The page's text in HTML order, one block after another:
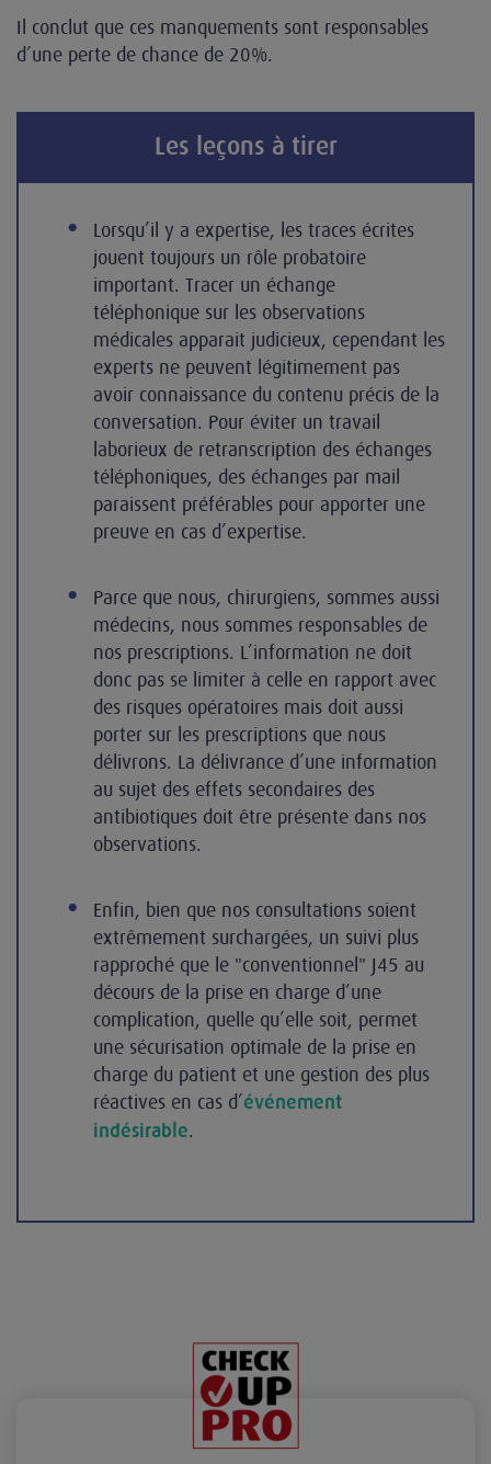
Il conclut que ces manquements sont responsables
d’une perte de chance de 20%.
Les leçons à tirer
Lorsqu’il y a expertise, les traces écrites
jouent toujours un rôle probatoire
important. Tracer un échange
téléphonique sur les observations
médicales apparait judicieux, cependant les
experts ne peuvent légitimement pas
avoir connaissance du contenu précis de la
conversation. Pour éviter un travail
laborieux de retranscription des échanges
téléphoniques, des échanges par mail
paraissent préférables pour apporter une
preuve en cas d’expertise.
Parce que nous, chirurgiens, sommes aussi
médecins, nous sommes responsables de
nos prescriptions. L’information ne doit
donc pas se limiter à celle en rapport avec
des risques opératoires mais doit aussi
porter sur les prescriptions que nous
délivrons. La délivrance d’une information
au sujet des effets secondaires des
antibiotiques doit être présente dans nos
observations.
Enfin, bien que nos consultations soient
extrêmement surchargées, un suivi plus
rapproché que le "conventionnel" J45 au
décours de la prise en charge d’une
complication, quelle qu’elle soit, permet
une sécurisation optimale de la prise en
charge du patient et une gestion des plus
réactives en cas d’événement
indésirable.